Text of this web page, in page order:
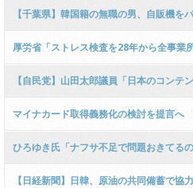
価格下落防止へ
【千葉県】韓国籍の無職の男、自販機を
約5千円を盗んだ疑いで逮捕「生活費欲
ｗｗｗｗｗｗｗｗｗｗｗ
厚労省「ストレス検査を28年から全事
党・有本香氏「またもや新利権！」 →
ｗｗｗｗｗｗｗｗｗｗｗｗｗ
【自民党】山田太郎議員「日本のコンテ
害は5.7兆円」ベトナム系が突出「ODA
マイナカード取得義務化の検討を提言
ひろゆき氏「ナフサ不足で問題おきてる
て凄いよね！コメディ映画を思い出した
【日経新聞】日韓、原油の共同備蓄で